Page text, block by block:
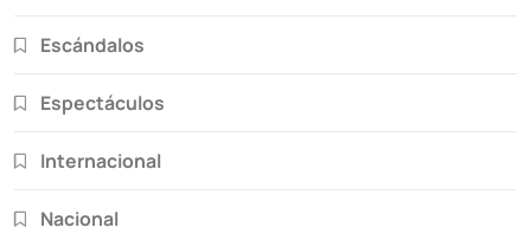
Escándalos
Espectáculos
Internacional
Nacional